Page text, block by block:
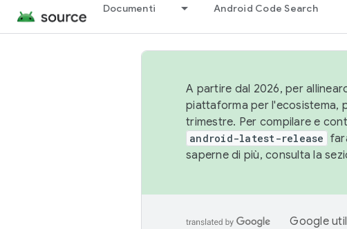
Documenti Android Code Search
A partire dal 2026, per
piattaforma per l'ecosistema,
trimestre. Per compilare e
android-latest-release
saperne di più, consulta la
Google